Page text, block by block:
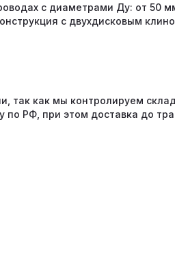
с диаметрами Ду: от 50
с двухдисковым
так как мы контролируем
РФ, при этом доставка до